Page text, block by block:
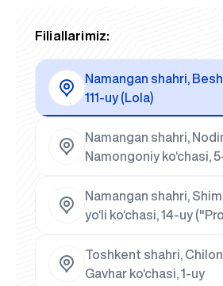
Filiallarimiz:
Namangan shahri,
111-uy (Lola)
Namangan shahri,
Namongoniy ko‘chasi,
Namangan shahri,
yo‘li ko‘chasi, 14-uy
Toshkent shahri,
Gavhar ko‘chasi, 1-uy